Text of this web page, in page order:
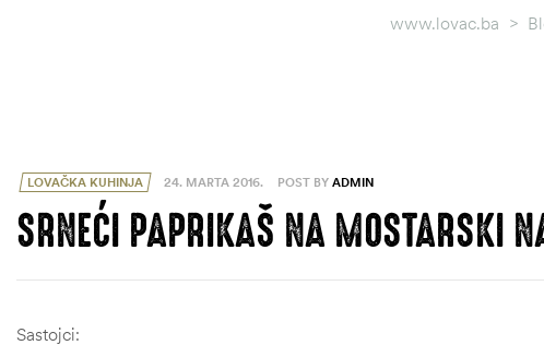
www.lovac.ba >
LOVAČKA KUHINJA 24. MARTA 2016. POST BY ADMIN
SRNEĆI PAPRIKAŠ NA MOSTARSKI
Sastojci: